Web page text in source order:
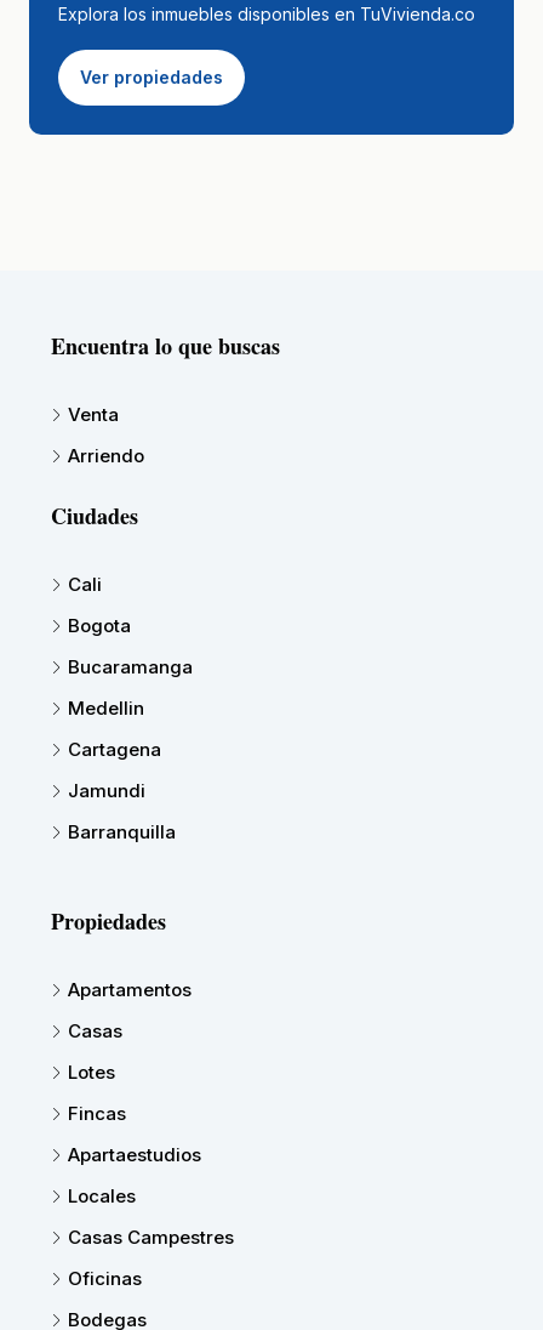
Explora los inmuebles disponibles en TuVivienda.co
Ver propiedades
Encuentra lo que buscas
Venta
Arriendo
Ciudades
Cali
Bogota
Bucaramanga
Medellin
Cartagena
Jamundi
Barranquilla
Propiedades
Apartamentos
Casas
Lotes
Fincas
Apartaestudios
Locales
Casas Campestres
Oficinas
Bodegas